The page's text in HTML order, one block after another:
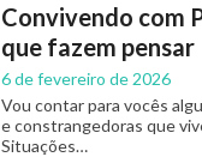
Convivendo com
que fazem pensar
6 de fevereiro de 2026
Vou contar para vocês
e constrangedoras que
Situações…